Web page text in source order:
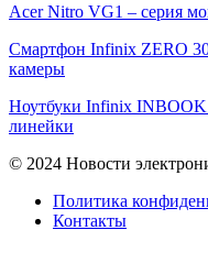
Acer Nitro VG1 – серия
Смартфон Infinix ZERO
камеры
Ноутбуки Infinix
линейки
© 2024 Новости
Политика
Контакты